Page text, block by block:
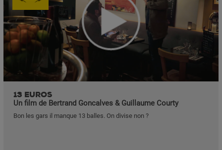
13 EUROS
Un film de Bertrand Goncalves & Guillaume Courty
Bon les gars il manque 13 balles. On divise non ?